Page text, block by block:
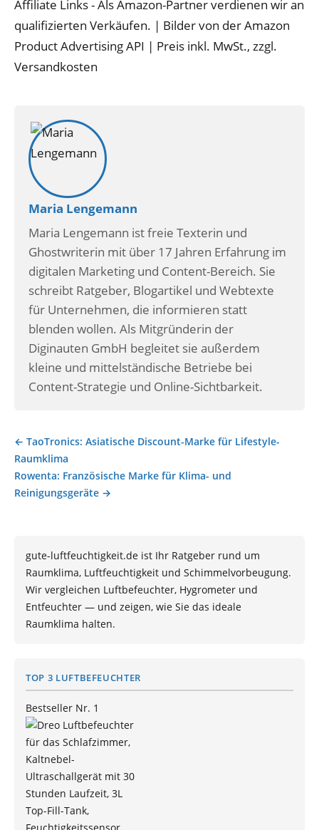
Affiliate Links - Als Amazon-Partner verdienen wir an
qualifizierten Verkäufen. | Bilder von der Amazon
Product Advertising API | Preis inkl. MwSt., zzgl.
Versandkosten
Maria Lengemann
Maria Lengemann ist freie Texterin und
Ghostwriterin mit über 17 Jahren Erfahrung im
digitalen Marketing und Content-Bereich. Sie
schreibt Ratgeber, Blogartikel und Webtexte
für Unternehmen, die informieren statt
blenden wollen. Als Mitgründerin der
Diginauten GmbH begleitet sie außerdem
kleine und mittelständische Betriebe bei
Content-Strategie und Online-Sichtbarkeit.
Beitragsnavigation
← TaoTronics: Asiatische Discount-Marke für Lifestyle-
Raumklima
Rowenta: Französische Marke für Klima- und
Reinigungsgeräte →
gute-luftfeuchtigkeit.de ist Ihr Ratgeber rund um
Raumklima, Luftfeuchtigkeit und Schimmelvorbeugung.
Wir vergleichen Luftbefeuchter, Hygrometer und
Entfeuchter — und zeigen, wie Sie das ideale
Raumklima halten.
TOP 3 LUFTBEFEUCHTER
Bestseller Nr. 1